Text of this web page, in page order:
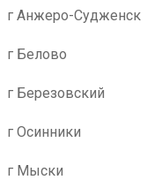
г Анжеро-Судженск
г Белово
г Березовский
г Осинники
г Мыски